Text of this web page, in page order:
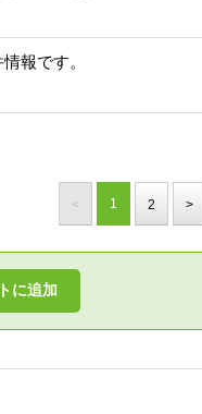
報です。
< 1 2 >
に追加